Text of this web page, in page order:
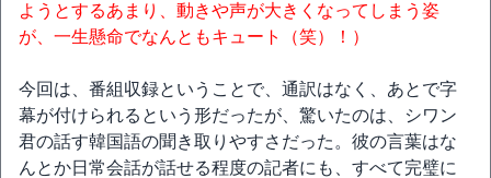
ようとするあまり、動きや声が大きくなってしまう姿
が、一生懸命でなんともキュート（笑）！）
今回は、番組収録ということで、通訳はなく、あとで字
幕が付けられるという形だったが、驚いたのは、シワン
君の話す韓国語の聞き取りやすさだった。彼の言葉はな
んとか日常会話が話せる程度の記者にも、すべて完璧に